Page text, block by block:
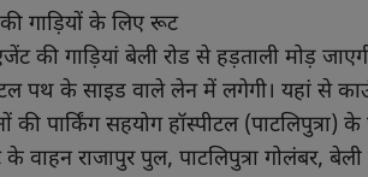
गाड़ियों के लिए रूट
की गाड़ियां बेली रोड से हड़ताली मोड़
पथ के साइड वाले लेन में लगेगी। यहां से
की पार्किंग सहयोग हॉस्पीटल
राजापुर पुल, पाटलिपुत्रा गोलंबर, बेली